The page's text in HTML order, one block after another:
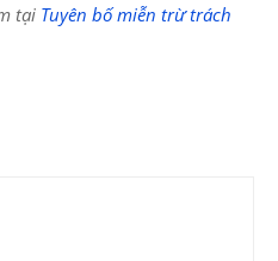
tại Tuyên bố miễn trừ trách